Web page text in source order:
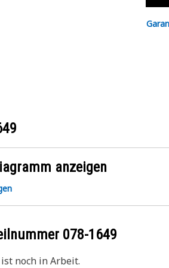
anzeigen
078-1649
noch in Arbeit.